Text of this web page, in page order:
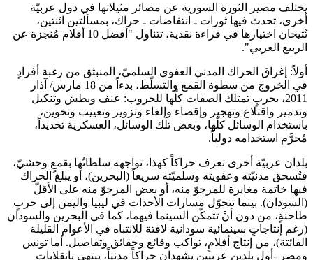
يختلف مصير الثورة السورية عن مصائر مثيلاتها في دول عربيّة
أخرى، تحدث فيها ثورات ـ انتفاضات ـ حراك، بمسألتين اثنتين،
تُتيحان اختيارها في قراءة نقدية، تتناول "أفضل 10 أفلام مُنجزة عن
الربيع العربي".
أولاً: إغراق الحراك المدني العفوي السلميّ، المنبثق من رغبة أفرادٍ
في الخروج من سطوة القمع والتسلّط، بدءاً من 18 مارس/ آذار
2011، بحربٍ تمتلك الصفات كلّها للحروب: عنف وبطش وتنكيل
وتدمير واقتلاع وتهجير وإقصاء وإلغاء وتزوير وتغييب وتخوين،
باستخدام الوسائل كلّها، وبعض تلك الوسائل، العسكرية تحديداً،
مُحرَّم استخدامه دولياً.
بلدان عربيّة أخرى تعرف حراكاً كهذا، تواجهه سلطاتُها بقمعٍ وحشيّ،
فتُسحق مدنيّته وعفويته وسلميّته سريعاً (البحرين)، أو يبلغ الحراك
فيها خاتمة مغايرة للمرجوّ منه، أو بعض المرجوّ منه على الأقلّ
(السودان). بينما تتحوّل مسارات الأحداث في ليبيا واليمن إلى حربٍ
طاحنةٍ، من دون أنْ تتمكّن السينما فيهما، كما في البحرين والسودان
(رغم إنتاجاتٍ سينمائية سودانية لافتة للانتباه في الأعوام القليلة
الفائتة)، من إنتاج أفلامٍ، تواكب وقائع وحقائق وتفاصيل. أما تونس
ومصر -أول بلدين عربيين يشهدان حراكاً مدنياً، ينتهي بانقلاباتٍ